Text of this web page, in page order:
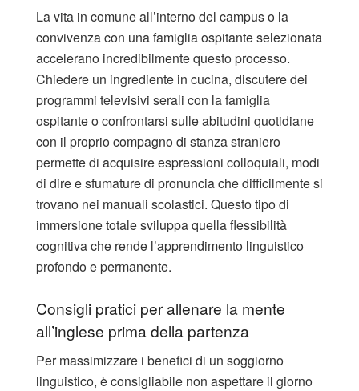
La vita in comune all’interno del campus o la
convivenza con una famiglia ospitante selezionata
accelerano incredibilmente questo processo.
Chiedere un ingrediente in cucina, discutere dei
programmi televisivi serali con la famiglia
ospitante o confrontarsi sulle abitudini quotidiane
con il proprio compagno di stanza straniero
permette di acquisire espressioni colloquiali, modi
di dire e sfumature di pronuncia che difficilmente si
trovano nei manuali scolastici. Questo tipo di
immersione totale sviluppa quella flessibilità
cognitiva che rende l’apprendimento linguistico
profondo e permanente.
Consigli pratici per allenare la mente
all’inglese prima della partenza
Per massimizzare i benefici di un soggiorno
linguistico, è consigliabile non aspettare il giorno